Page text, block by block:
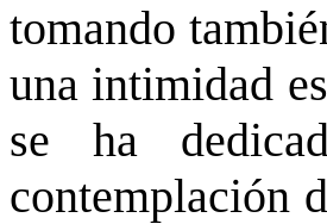
tomando
una intimidad
se ha
contemplación